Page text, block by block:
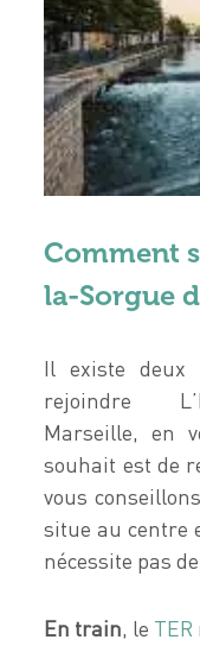
Comment
la-Sorgue
Il existe deux
rejoindre
Marseille, en
souhait est de
vous
situe au centre
nécessite pas
En train, le TER